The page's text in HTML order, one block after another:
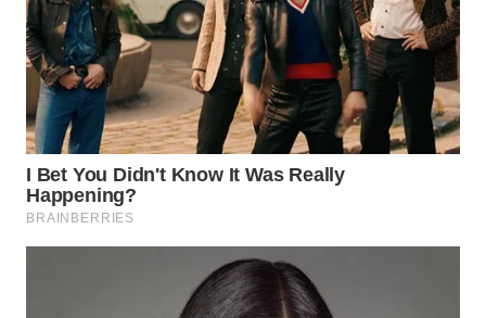
WN
KUNINGAN
MAJALENGKA
WN
SUBANG